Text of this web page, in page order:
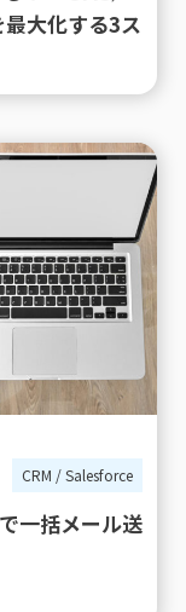
大化する3ス
CRM / Salesforce
一括メール送